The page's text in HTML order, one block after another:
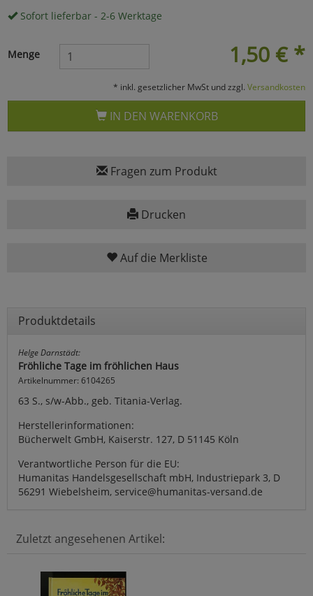
Sofort lieferbar - 2-6 Werktage
1,50 € *
Menge
* inkl. gesetzlicher MwSt und zzgl. Versandkosten
IN DEN WARENKORB
Fragen zum Produkt
Drucken
Auf die Merkliste
Produktdetails
Helge Darnstädt:
Fröhliche Tage im fröhlichen Haus
Artikelnummer: 6104265
63 S., s/w-Abb., geb. Titania-Verlag.
Herstellerinformationen:
Bücherwelt GmbH, Kaiserstr. 127, D 51145 Köln
Verantwortliche Person für die EU:
Humanitas Handelsgesellschaft mbH, Industriepark 3, D
56291 Wiebelsheim, service@humanitas-versand.de
Zuletzt angesehenen Artikel:
Marketing
Umfragetools
Cookies
Alle Akzeptieren
zurück zu Haupptseite